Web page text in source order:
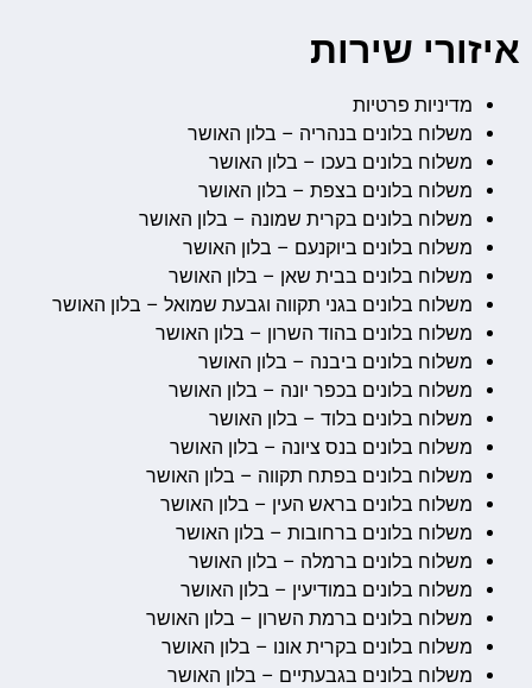
איזורי שירות
מדיניות פרטיות
משלוח בלונים בנהריה – בלון האושר
משלוח בלונים בעכו – בלון האושר
משלוח בלונים בצפת – בלון האושר
משלוח בלונים בקרית שמונה – בלון האושר
משלוח בלונים ביוקנעם – בלון האושר
משלוח בלונים בבית שאן – בלון האושר
משלוח בלונים בגני תקווה וגבעת שמואל – בלון האושר
משלוח בלונים בהוד השרון – בלון האושר
משלוח בלונים ביבנה – בלון האושר
משלוח בלונים בכפר יונה – בלון האושר
משלוח בלונים בלוד – בלון האושר
משלוח בלונים בנס ציונה – בלון האושר
משלוח בלונים בפתח תקווה – בלון האושר
משלוח בלונים בראש העין – בלון האושר
משלוח בלונים ברחובות – בלון האושר
משלוח בלונים ברמלה – בלון האושר
משלוח בלונים במודיעין – בלון האושר
משלוח בלונים ברמת השרון – בלון האושר
משלוח בלונים בקרית אונו – בלון האושר
משלוח בלונים בגבעתיים – בלון האושר